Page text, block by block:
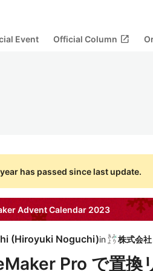
Event Official Column open_in_new
has passed since last update.
Advent Calendar 2023
(Hiroyuki Noguchi)in
Pro で置換